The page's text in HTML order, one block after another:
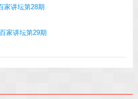
家讲坛第28期
家讲坛第29期